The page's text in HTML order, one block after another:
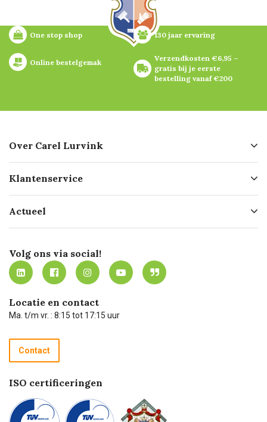
One stop shop 130 jaar ervaring
Online bestelgemak
Verzendkosten €6,95 –
gratis bij je eerste
bestelling vanaf €200
Over Carel Lurvink
Geschiedenis
Missie
Werken bij Carel Lurvink
MVO
Klantenservice
Bezorgen
Mijn Carel Lurvink
Mijn Carel Lurvink instructievideo's
Carel Lurvink App
Hulp op afstand
Technische dienst
Recycle programma
Betalen
Actueel
Innovation LAB
Tevreden klanten
Carel Lurvink Blog
Carel de podcast
Volg ons via social!
Locatie en contact
Ma. t/m vr. : 8:15 tot 17:15 uur
Contact
ISO certificeringen